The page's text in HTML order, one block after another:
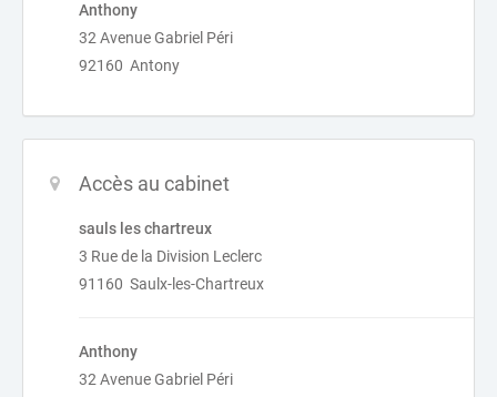
Anthony
32 Avenue Gabriel Péri
92160 Antony
Accès au cabinet
sauls les chartreux
3 Rue de la Division Leclerc
91160 Saulx-les-Chartreux
Anthony
32 Avenue Gabriel Péri